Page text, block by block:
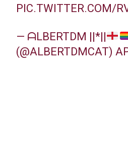
PIC.TWITTER.COM/
— ᗩLBERTDM ||*||
(@ALBERTDMCAT)